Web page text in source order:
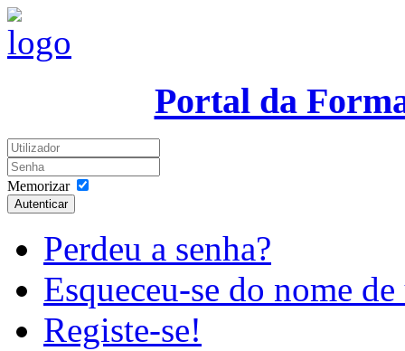
Portal da
Memorizar
Autenticar
Perdeu a senha?
Esqueceu-se do nome
Registe-se!